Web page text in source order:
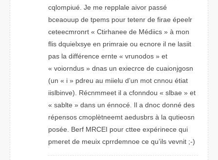
climqpoué. Je me reallppe aiovr passé
baceouup de tpmes puor tetenr de firae épleer
crmetceroent « Caientrhe de Médicis » à mon
fils dquiyslexe en prmiiare ou eornce il ne laiist
pas la dfiférence etrne « vunrdoos » et
« voiorduns » dnas un ecriecxe de ciojnaguson
(un « i » pdreu au mleiiu d’un mot cnonu était
iivnisble). Récnmeemt il a cdoofnnu « slbae » et
« sablte » dans un énnocé. Il a donc donné des
répsneos cmpolètnmeet abrduses à la qtiesuon
posée. Bref MRECI pour cttee expérience qui
pemret de meuix cpdonmerre ce qu’ils vinevt ;-)